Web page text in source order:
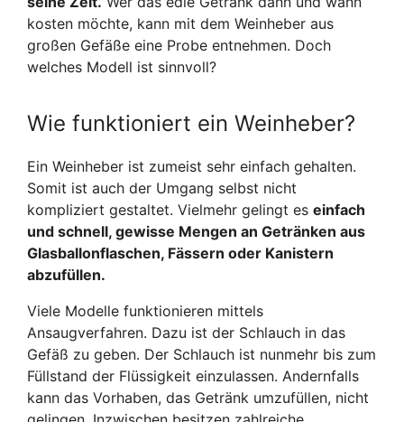
kosten möchte, kann mit dem Weinheber aus
großen Gefäße eine Probe entnehmen. Doch
welches Modell ist sinnvoll?
Wie funktioniert ein Weinheber?
Ein Weinheber ist zumeist sehr einfach gehalten.
Somit ist auch der Umgang selbst nicht
kompliziert gestaltet. Vielmehr gelingt es einfach
und schnell, gewisse Mengen an Getränken aus
Glasballonflaschen, Fässern oder Kanistern
abzufüllen.
Viele Modelle funktionieren mittels
Ansaugverfahren. Dazu ist der Schlauch in das
Gefäß zu geben. Der Schlauch ist nunmehr bis zum
Füllstand der Flüssigkeit einzulassen. Andernfalls
kann das Vorhaben, das Getränk umzufüllen, nicht